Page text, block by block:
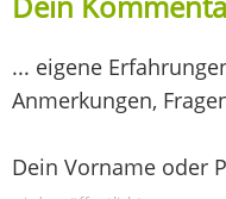
... eigene
Anmerkungen,
Dein Vorname oder